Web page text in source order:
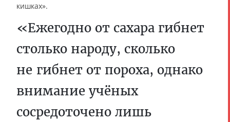
кишках».
«Ежегодно от сахара гибнет
столько народу, сколько
не гибнет от пороха, однако
внимание учёных
сосредоточено лишь